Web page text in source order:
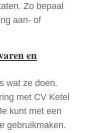
Zo bepaal
aan- of
en
wat ze doen.
met CV Ketel
kunt met een
gebruikmaken.